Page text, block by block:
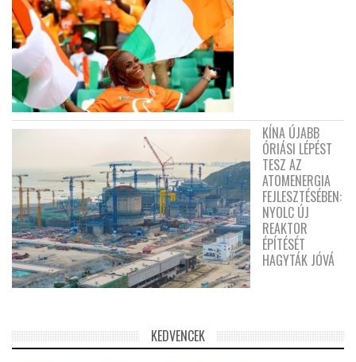
KÍNA ÚJABB
ÓRIÁSI LÉPÉST
TESZ AZ
ATOMENERGIA
FEJLESZTÉSÉBEN:
NYOLC ÚJ
REAKTOR
ÉPÍTÉSÉT
HAGYTÁK JÓVÁ
KEDVENCEK